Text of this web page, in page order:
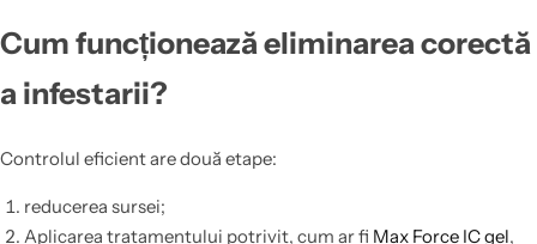
Cum funcționează eliminarea corectă
a infestarii?
Controlul eficient are două etape:
reducerea sursei;
Aplicarea tratamentului potrivit, cum ar fi Max Force IC gel,